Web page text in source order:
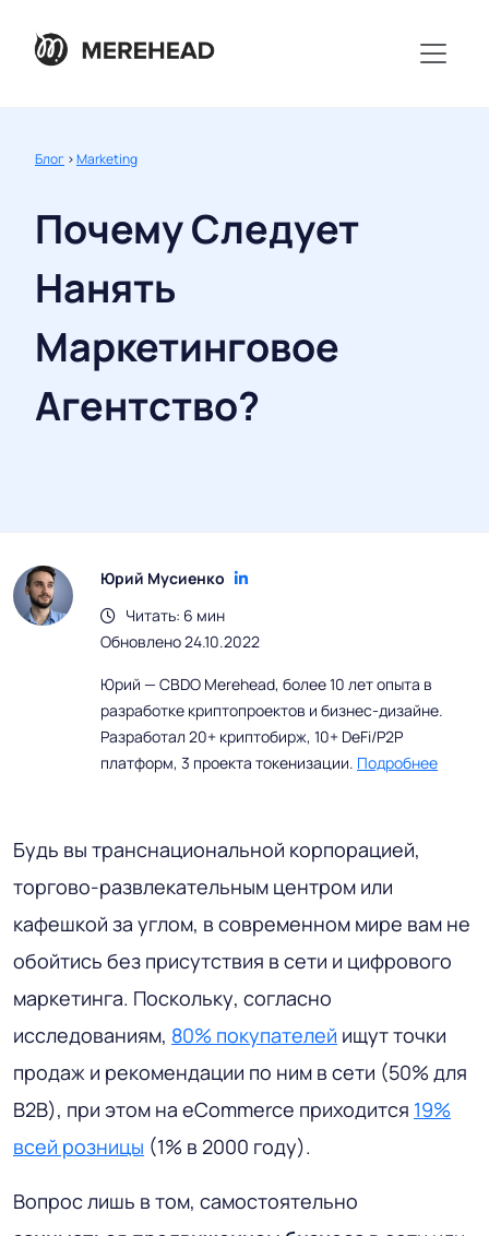
Блог >Marketing
Почему Следует
Нанять
Маркетинговое
Агентство?
Юрий Мусиенко
Читать: 6 мин
Обновлено 24.10.2022
Юрий — CBDO Merehead, более 10 лет опыта в
разработке криптопроектов и бизнес-дизайне.
Разработал 20+ криптобирж, 10+ DeFi/P2P
платформ, 3 проекта токенизации. Подробнее
Будь вы транснациональной корпорацией,
торгово-развлекательным центром или
кафешкой за углом, в современном мире вам не
обойтись без присутствия в сети и цифрового
маркетинга. Поскольку, согласно
исследованиям, 80% покупателей ищут точки
продаж и рекомендации по ним в сети (50% для
B2B), при этом на eCommerce приходится 19%
всей розницы (1% в 2000 году).
Вопрос лишь в том, самостоятельно